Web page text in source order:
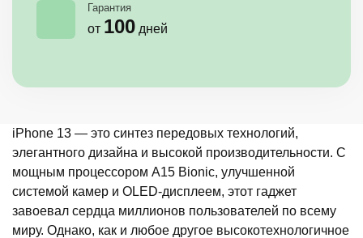
Гарантия
от 100 дней
iPhone 13 — это синтез передовых технологий,
элегантного дизайна и высокой производительности. С
мощным процессором A15 Bionic, улучшенной
системой камер и OLED-дисплеем, этот гаджет
завоевал сердца миллионов пользователей по всему
миру. Однако, как и любое другое высокотехнологичное